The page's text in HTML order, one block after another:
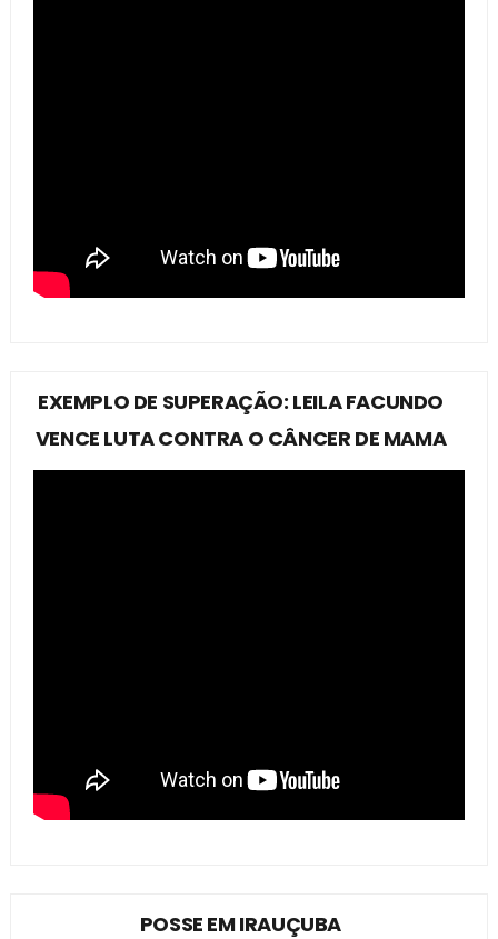
EXEMPLO DE SUPERAÇÃO: LEILA FACUNDO
VENCE LUTA CONTRA O CÂNCER DE MAMA
POSSE EM IRAUÇUBA